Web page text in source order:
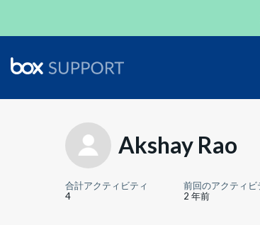
Akshay Rao
合計アクティビティ
4
前回のアクティビ
2 年前